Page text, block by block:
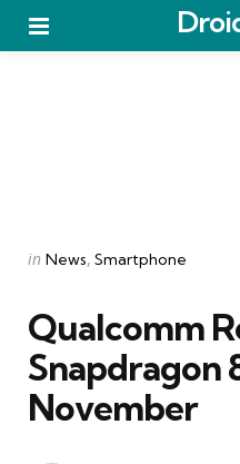
Categories
Posted
in News Smartphone
Qualcomm
Snapdragon
November